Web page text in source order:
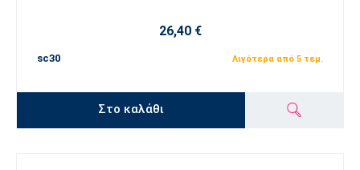
26,40 €
sc30 Λιγότερα από 5 τεμ.
Στο καλάθι